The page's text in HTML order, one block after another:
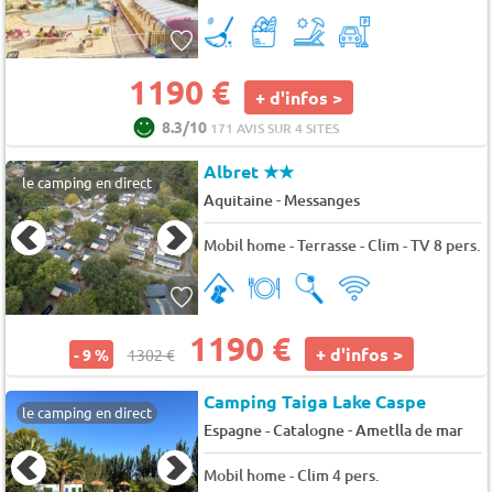
1190 € + d'infos >
8.3/10 171 AVIS SUR 4 SITES
le camping en direct Albret★★
Aquitaine- Messanges
Mobil home - Terrasse - Clim - TV 8 pers.
- 9 % 1302 € 1190 € + d'infos >
le camping en direct Camping Taiga Lake Caspe
Espagne - Catalogne-Ametlla de mar
Mobil home - Clim 4 pers.